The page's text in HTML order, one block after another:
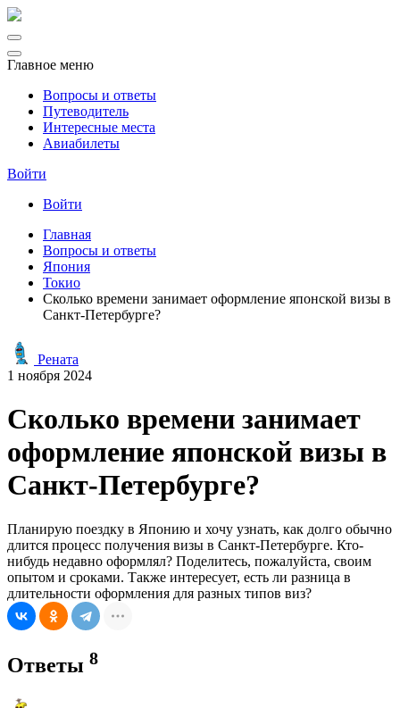
Главное меню
Вопросы и ответы
Путеводитель
Интересные места
Авиабилеты
Войти
Войти
Главная
Вопросы и ответы
Япония
Токио
Сколько времени занимает оформление японской визы в
Санкт-Петербурге?
Рената
1 ноября 2024
Сколько времени занимает
оформление японской визы в
Санкт-Петербурге?
Планирую поездку в Японию и хочу узнать, как долго обычно
длится процесс получения визы в Санкт-Петербурге. Кто-
нибудь недавно оформлял? Поделитесь, пожалуйста, своим
опытом и сроками. Также интересует, есть ли разница в
длительности оформления для разных типов виз?
Ответы 8